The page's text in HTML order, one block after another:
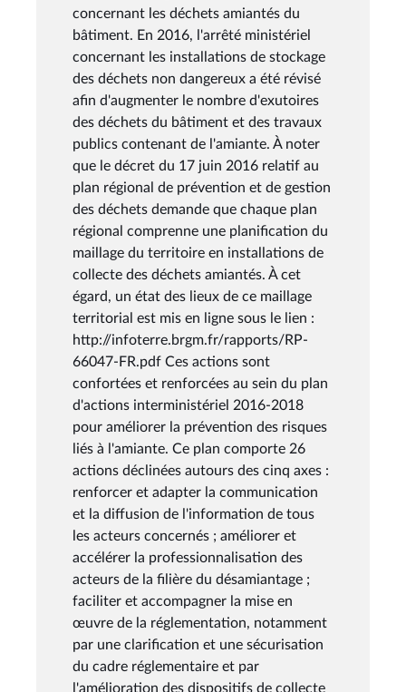
concernant les déchets amiantés du
bâtiment. En 2016, l'arrêté ministériel
concernant les installations de stockage
des déchets non dangereux a été révisé
afin d'augmenter le nombre d'exutoires
des déchets du bâtiment et des travaux
publics contenant de l'amiante. À noter
que le décret du 17 juin 2016 relatif au
plan régional de prévention et de gestion
des déchets demande que chaque plan
régional comprenne une planification du
maillage du territoire en installations de
collecte des déchets amiantés. À cet
égard, un état des lieux de ce maillage
territorial est mis en ligne sous le lien :
http://infoterre.brgm.fr/rapports/RP-
66047-FR.pdf Ces actions sont
confortées et renforcées au sein du plan
d'actions interministériel 2016-2018
pour améliorer la prévention des risques
liés à l'amiante. Ce plan comporte 26
actions déclinées autours des cinq axes :
renforcer et adapter la communication
et la diffusion de l'information de tous
les acteurs concernés ; améliorer et
accélérer la professionnalisation des
acteurs de la filière du désamiantage ;
faciliter et accompagner la mise en
œuvre de la réglementation, notamment
par une clarification et une sécurisation
du cadre réglementaire et par
l'amélioration des dispositifs de collecte